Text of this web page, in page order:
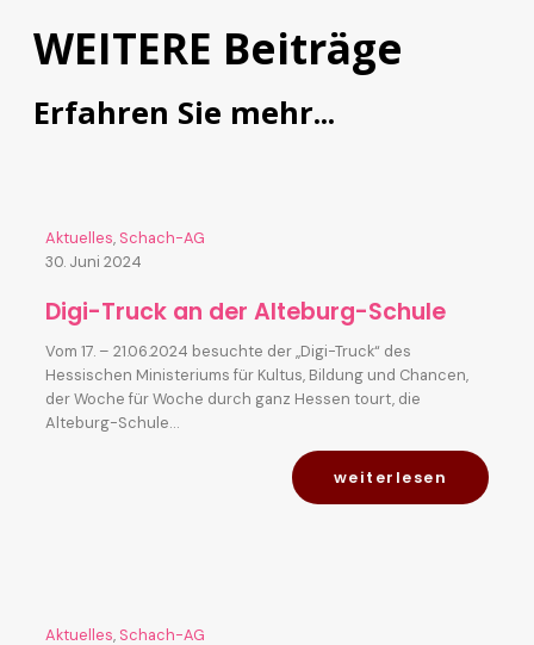
WEITERE Beiträge
Erfahren Sie mehr...
Aktuelles, Schach-AG
30. Juni 2024
Digi-Truck an der Alteburg-Schule
Vom 17. – 21.06.2024 besuchte der „Digi-Truck“ des
Hessischen Ministeriums für Kultus, Bildung und Chancen,
der Woche für Woche durch ganz Hessen tourt, die
Alteburg-Schule…
weiterlesen
Aktuelles, Schach-AG